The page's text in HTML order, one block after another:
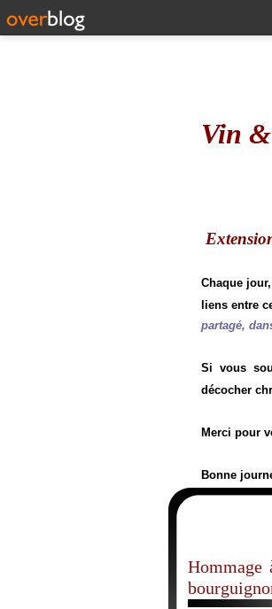
Vin
Chaque
liens entre
partagé,
Si vous
décocher
Merci pour
Bonne